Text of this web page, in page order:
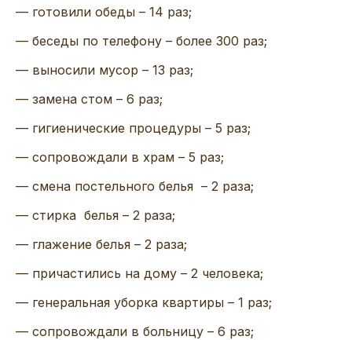
— готовили обеды – 14 раз;
— беседы по телефону – более 300 раз;
— выносили мусор – 13 раз;
— замена стом – 6 раз;
— гигиенические процедуры – 5 раз;
— сопровождали в храм – 5 раз;
— смена постельного белья – 2 раза;
— стирка белья – 2 раза;
— глажение белья – 2 раза;
— причастились на дому – 2 человека;
— генеральная уборка квартиры – 1 раз;
— сопровождали в больницу – 6 раз;